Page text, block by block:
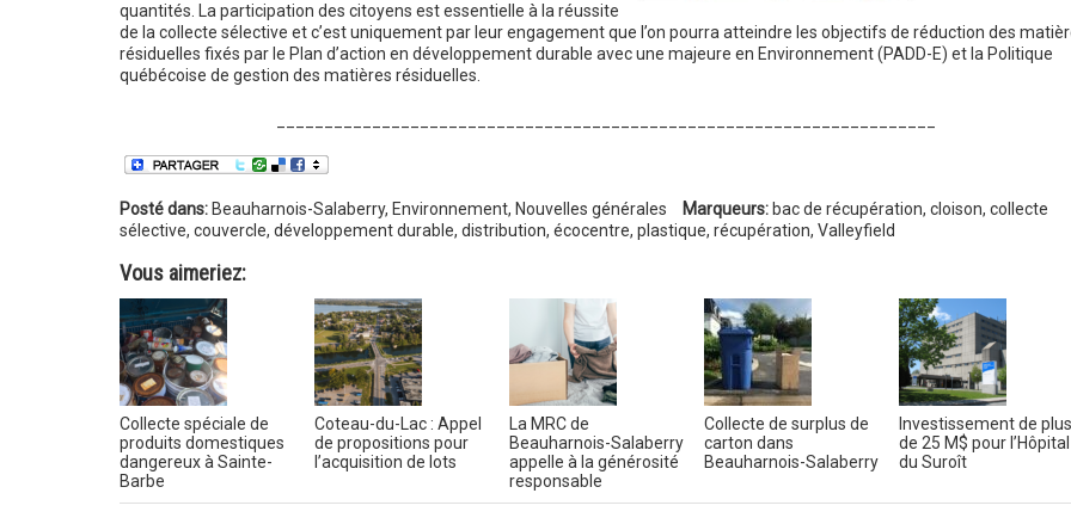
quantités. La participation des citoyens est essentielle à la réussite
de la collecte sélective et c’est uniquement par leur engagement que l’on pourra atteindre les objectifs de réduction des
résiduelles fixés par le Plan d’action en développement durable avec une majeure en Environnement (PADD-E) et la Politique
québécoise de gestion des matières résiduelles.
Posté dans: Beauharnois-Salaberry, Environnement, Nouvelles générales Marqueurs: bac de récupération, cloison, collecte
sélective, couvercle, développement durable, distribution, écocentre, plastique, récupération, Valleyfield
Vous aimeriez:
Collecte spéciale de
produits domestiques
dangereux à Sainte-
Barbe
Coteau-du-Lac : Appel
de propositions pour
l’acquisition de lots
La MRC de
Beauharnois-Salaberry
appelle à la générosité
responsable
Collecte de surplus de
carton dans
Beauharnois-Salaberry
Investissement de plus
de 25 M$ pour l’Hôpital
du Suroît